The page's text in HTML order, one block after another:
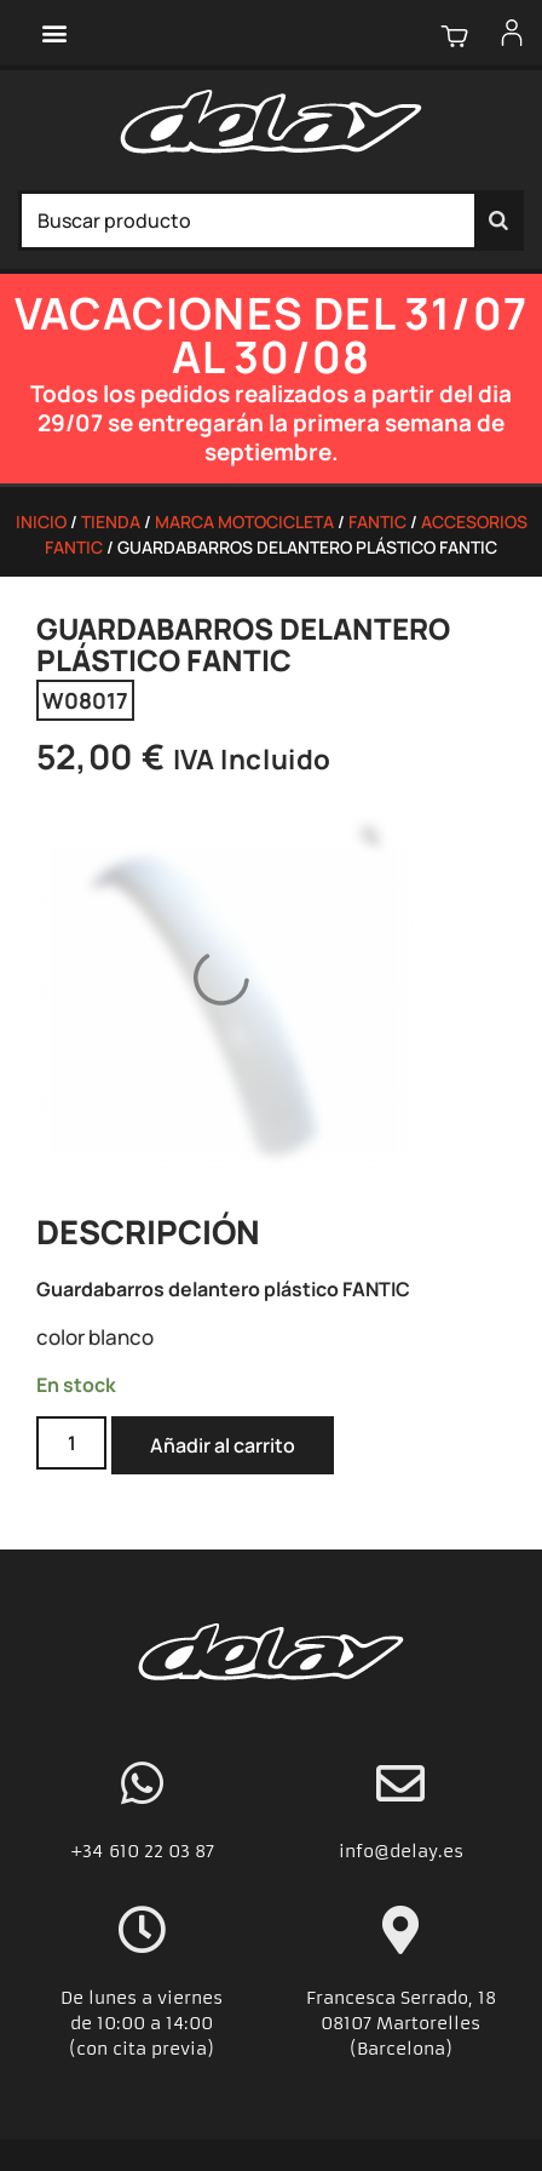
VACACIONES DEL 31/07
AL 30/08
Todos los pedidos realizados a partir del dia
29/07 se entregarán la primera semana de
septiembre.
INICIO/ TIENDA/ MARCA MOTOCICLETA/ FANTIC/ ACCESORIOS
FANTIC / GUARDABARROS DELANTERO PLÁSTICO FANTIC
GUARDABARROS DELANTERO
PLÁSTICO FANTIC
W08017
52,00 € IVA Incluido
DESCRIPCIÓN
Guardabarros delantero plástico FANTIC
color blanco
En stock
Añadir al carrito
+34 610 22 03 87 info@delay.es
De lunes a viernes
de 10:00 a 14:00
(con cita previa)
Francesca Serrado, 18
08107 Martorelles
(Barcelona)